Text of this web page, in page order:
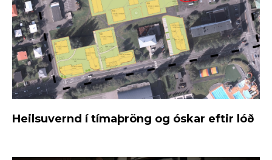
Heilsuvernd í tímaþröng og óskar eftir lóð